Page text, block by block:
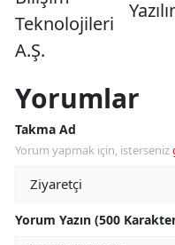
Teknolojileri
A.Ş.
Yorumlar
Takma Ad
Yorum yapmak için, isterseniz
Yorum Yazın (500